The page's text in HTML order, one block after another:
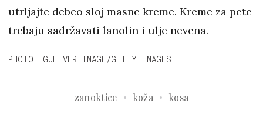
utrljajte debeo sloj masne kreme. Kreme za pete
trebaju sadržavati lanolin i ulje nevena.
PHOTO: GULIVER IMAGE/GETTY IMAGES
zanoktice koža kosa